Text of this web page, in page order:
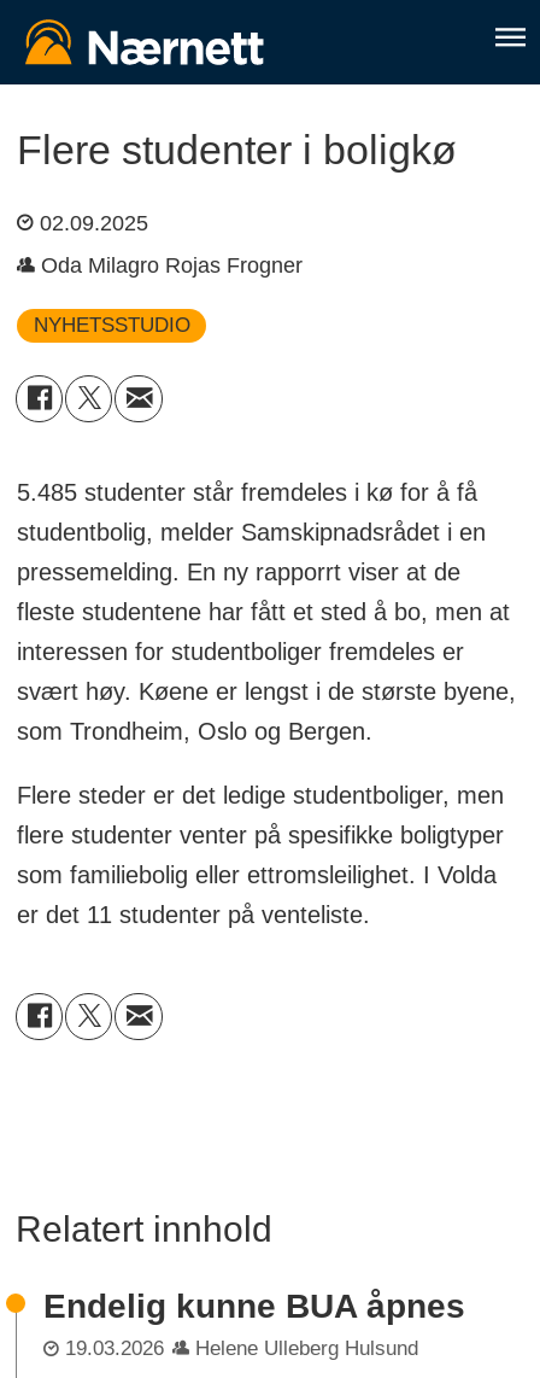
Flere studenter i boligkø
02.09.2025
Oda Milagro Rojas Frogner
NYHETSSTUDIO
5.485 studenter står fremdeles i kø for å få
studentbolig, melder Samskipnadsrådet i en
pressemelding. En ny rapporrt viser at de
fleste studentene har fått et sted å bo, men at
interessen for studentboliger fremdeles er
svært høy. Køene er lengst i de største byene,
som Trondheim, Oslo og Bergen.
Flere steder er det ledige studentboliger, men
flere studenter venter på spesifikke boligtyper
som familiebolig eller ettromsleilighet. I Volda
er det 11 studenter på venteliste.
Relatert innhold
Endelig kunne BUA åpnes
19.03.2026 Helene Ulleberg Hulsund